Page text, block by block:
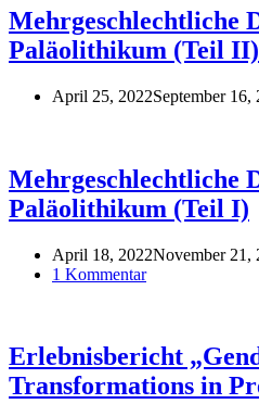
Mehrgeschlechtliche
Paläolithikum (Teil II)
April 25, 2022September 16,
Mehrgeschlechtliche
Paläolithikum (Teil I)
April 18, 2022November 21,
1 Kommentar
Erlebnisbericht
Transformations in